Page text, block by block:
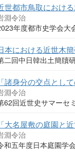
世都市鳥取におけ
淵令治
年度都市史学会大
本における近世木
二回中日韓出土簡牘
諸身分の交点として
淵令治
62回近世史サマーセ
大名屋敷の庭園と近
淵令治
和五年度日本庭園学